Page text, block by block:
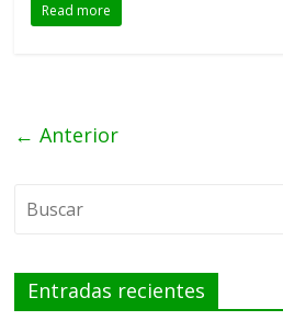
Read more
← Anterior
Entradas recientes